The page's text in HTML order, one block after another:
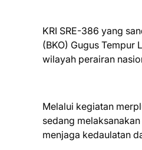
KRI SRE-386 yang
(BKO) Gugus Tempur
wilayah perairan
Melalui kegiatan
sedang
menjaga kedaulatan